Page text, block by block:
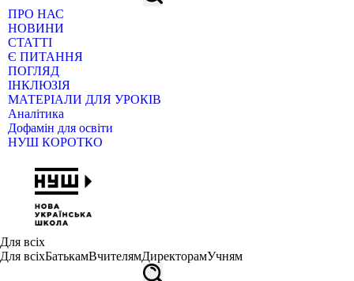
ПРО НАС
НОВИНИ
СТАТТІ
Є ПИТАННЯ
ПОГЛЯД
ІНКЛЮЗІЯ
МАТЕРІАЛИ ДЛЯ УРОКІВ
Аналітика
Дофамін для освіти
НУШ КОРОТКО
Для всіх
Для всіхБатькамВчителямДиректорамУчням